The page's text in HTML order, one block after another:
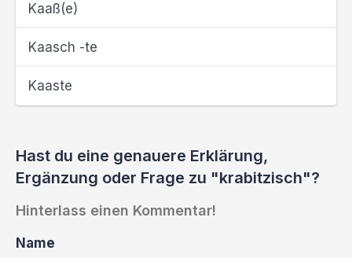
Kaaß(e)
Kaasch -te
Kaaste
Hast du eine genauere Erklärung,
Ergänzung oder Frage zu "krabitzisch"?
Hinterlass einen Kommentar!
Name